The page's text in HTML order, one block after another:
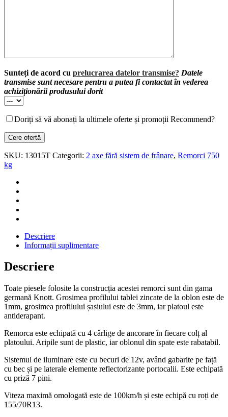
Sunteți de acord cu prelucrarea datelor transmise? Datele
transmise sunt necesare pentru a putea fi contactat în vederea
achiziționării produsului dorit
Doriți să vă abonați la ultimele oferte și promoții Recommend?
SKU: 13015T Categorii: 2 axe fără sistem de frânare, Remorci 750
kg
Descriere
Informații suplimentare
Descriere
Toate piesele folosite la construcția acestei remorci sunt din gama
germană Knott. Grosimea profilului tablei zincate de la oblon este de
1mm, grosimea profilului șasiului este de 3mm, iar platoul este
antiderapant.
Remorca este echipată cu 4 cârlige de ancorare în fiecare colț al
platoului. Aripile sunt de plastic, iar oblonul din spate este rabatabil.
Sistemul de iluminare este cu becuri de 12v, având gabarite pe față
cu bec și pe laterale elemente reflectorizante portocalii. Este echipată
cu priză 7 pini.
Viteza maximă omologată este de 100km/h și este echipă cu roți de
155/70R13.